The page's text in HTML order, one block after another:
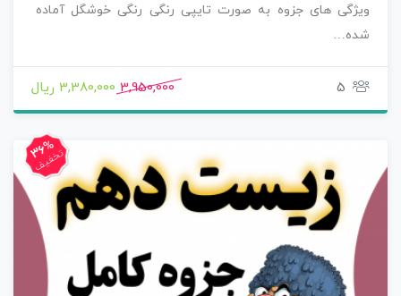
ویژگی های جزوه به صورت تایپی رنگی رنگی خوشگل آماده
شده…
5
3,950,000 3,380,000 ریال
36%
تخفیف